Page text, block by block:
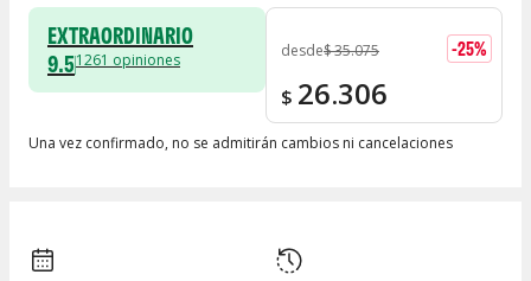
EXTRAORDINARIO
9.51261 opiniones desde$35.075 -25%
$ 26.306
Una vez confirmado, no se admitirán cambios ni cancelaciones